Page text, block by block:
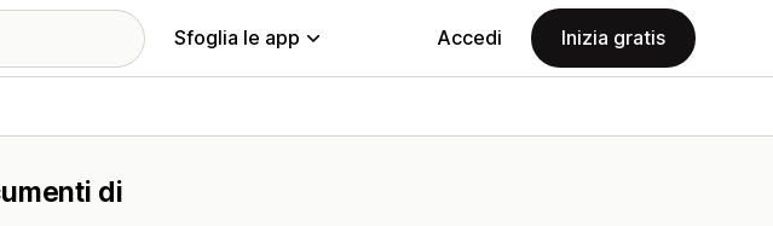
Sfoglia le app Accedi Inizia gratis
di